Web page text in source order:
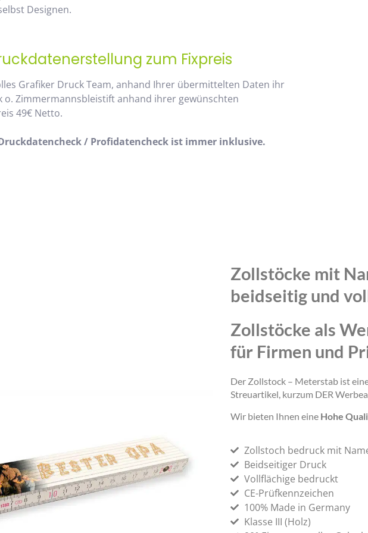
Designen.
zum Fixpreis
Grafiker Druck Team, anhand Ihrer übermittelten Daten ihr
o. Zimmermannsbleistift anhand ihrer gewünschten
49€ Netto.
/ Profidatencheck ist immer inklusive.
Zollstöcke mit
beidseitig und
Zollstöcke als
für Firmen und
Der Zollstock – Meterstab ist
Streuartikel, kurzum DER
Wir bieten Ihnen eine Hohe
Zollstoch bedruck mit
Beidseitiger Druck
Vollflächige bedruckt
CE-Prüfkennzeichen
100% Made in Germany
Klasse III (Holz)